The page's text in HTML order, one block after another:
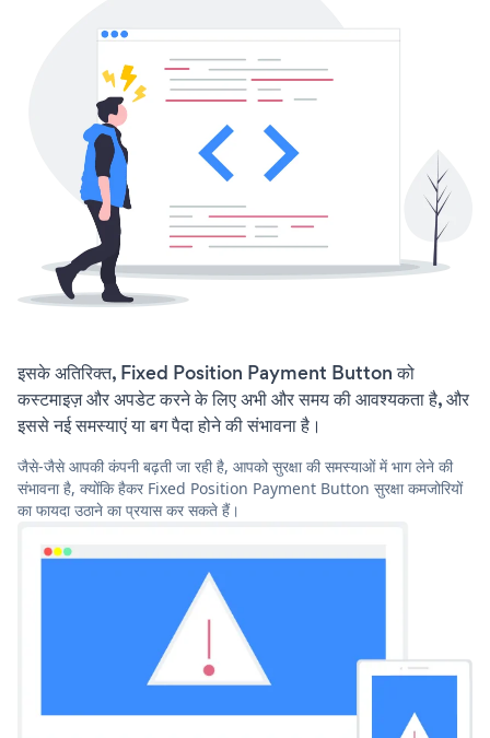
इसके अतिरिक्त, Fixed Position Payment Button को
कस्टमाइज़ और अपडेट करने के लिए अभी और समय की आवश्यकता है, और
इससे नई समस्याएं या बग पैदा होने की संभावना है।
जैसे-जैसे आपकी कंपनी बढ़ती जा रही है, आपको सुरक्षा की समस्याओं में भाग लेने की
संभावना है, क्योंकि हैकर Fixed Position Payment Button सुरक्षा कमजोरियों
का फायदा उठाने का प्रयास कर सकते हैं।